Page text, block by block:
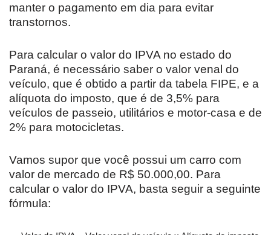
manter o pagamento em dia para evitar
transtornos.
Para calcular o valor do IPVA no estado do
Paraná, é necessário saber o valor venal do
veículo, que é obtido a partir da tabela FIPE, e a
alíquota do imposto, que é de 3,5% para
veículos de passeio, utilitários e motor-casa e de
2% para motocicletas.
Vamos supor que você possui um carro com
valor de mercado de R$ 50.000,00. Para
calcular o valor do IPVA, basta seguir a seguinte
fórmula: